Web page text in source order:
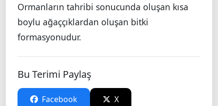
Ormanların tahribi sonucunda oluşan kısa
boylu ağaççıklardan oluşan bitki
formasyonudur.
Bu Terimi Paylaş
Facebook X